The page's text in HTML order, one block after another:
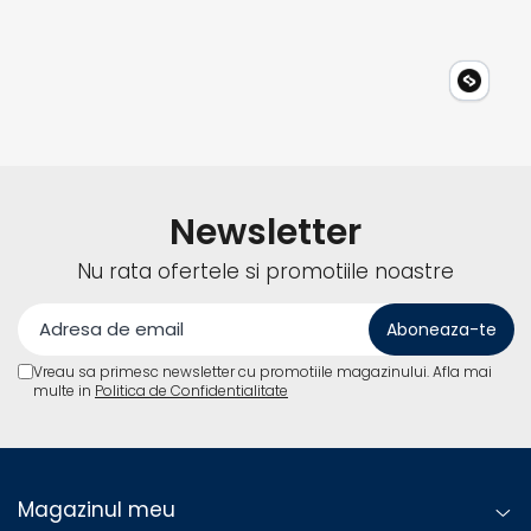
accesorii suplimentare.
Usor de conectat si utilizat
ocheti M8 pentru conectare permanenta
Newsletter
Nu rata ofertele si promotiile noastre
Vreau sa primesc newsletter cu promotiile magazinului. Afla mai
multe in Politica de Confidentialitate
Magazinul meu